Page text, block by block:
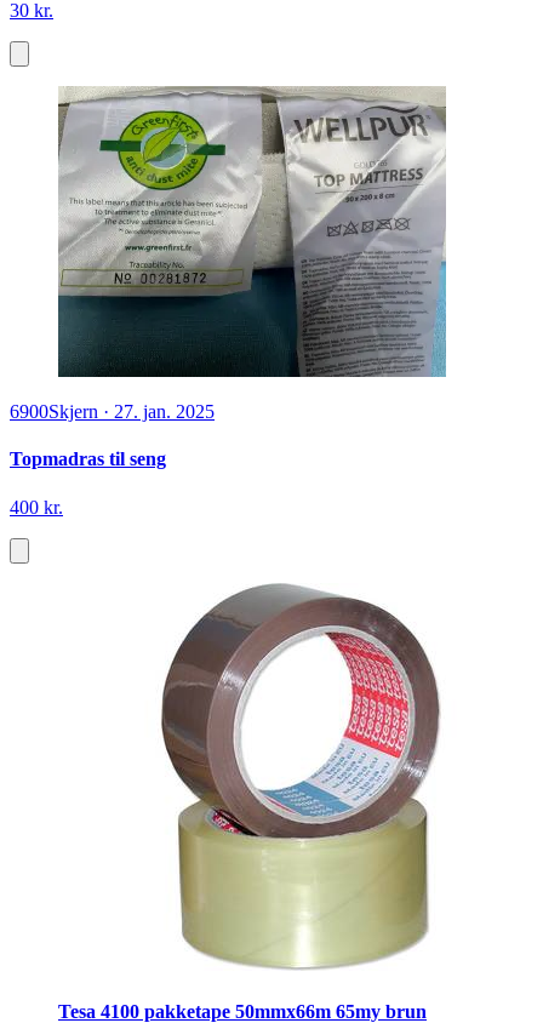
30 kr.
6900Skjern · 27. jan. 2025
Topmadras til seng
400 kr.
Tesa 4100 pakketape 50mmx66m 65my brun